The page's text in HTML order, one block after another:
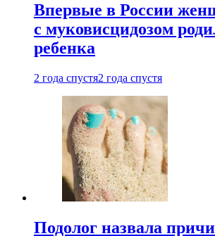
Впервые в России
с муковисцидозом
ребенка
2 года спустя2 года спустя
Подолог назвала